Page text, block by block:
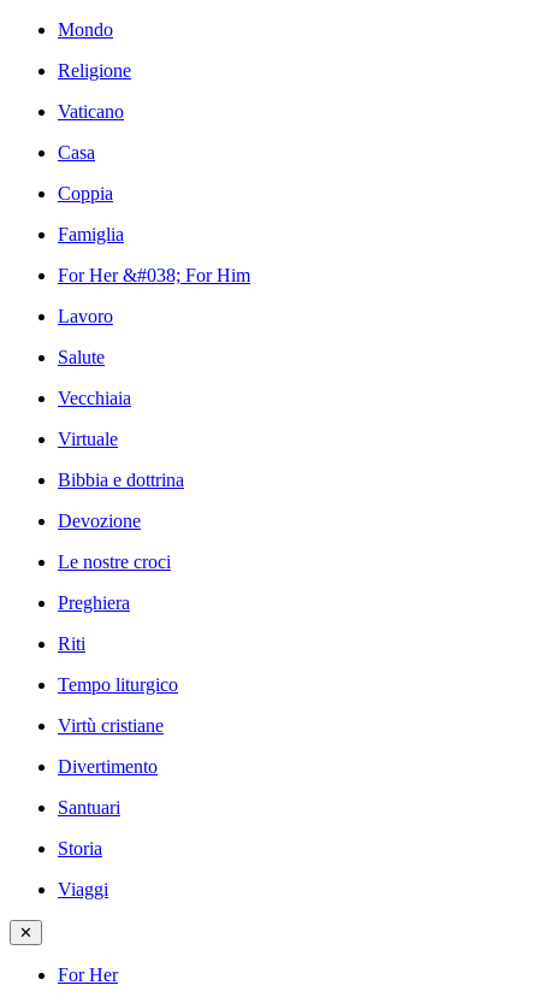
Mondo
Religione
Vaticano
Casa
Coppia
Famiglia
For Her &#038; For Him
Lavoro
Salute
Vecchiaia
Virtuale
Bibbia e dottrina
Devozione
Le nostre croci
Preghiera
Riti
Tempo liturgico
Virtù cristiane
Divertimento
Santuari
Storia
Viaggi
✕
For Her